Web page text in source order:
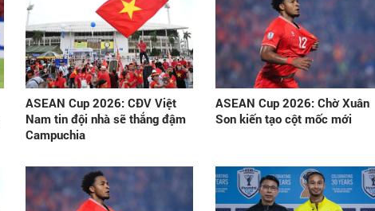
ASEAN Cup 2026: CĐV Việt
Nam tin đội nhà sẽ thắng đậm
Campuchia
ASEAN Cup 2026: Chờ Xuân
Son kiến tạo cột mốc mới